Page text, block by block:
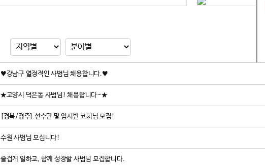
♥강남구 열정적인 사범님 채용합니다.♥
★고양시 덕은동 사범님! 채용합니다~★
[경북/경주] 선수단 및 입시반 코치님 모집!
수원 사범님 모십니다!
즐겁게 일하고, 함께 성장할 사범님 모집합니다.